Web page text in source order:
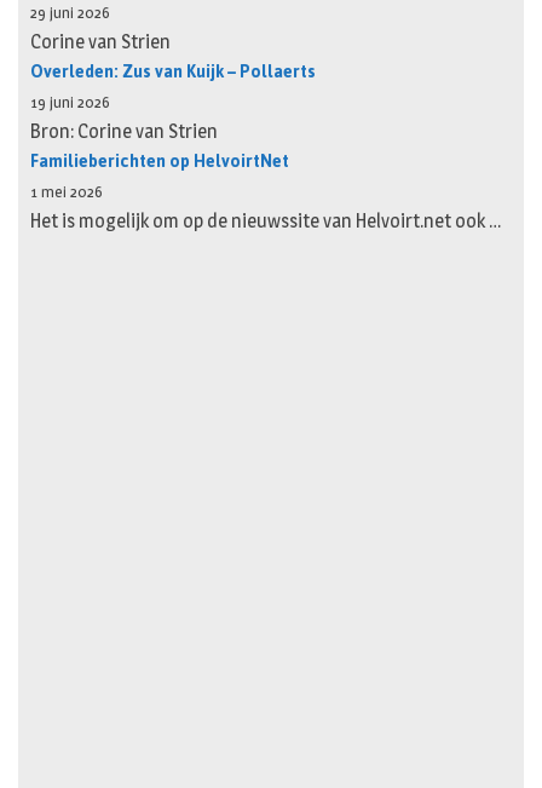
29 juni 2026
Corine van Strien
Overleden: Zus van Kuijk – Pollaerts
19 juni 2026
Bron: Corine van Strien
Familieberichten op HelvoirtNet
1 mei 2026
Het is mogelijk om op de nieuwssite van Helvoirt.net ook …